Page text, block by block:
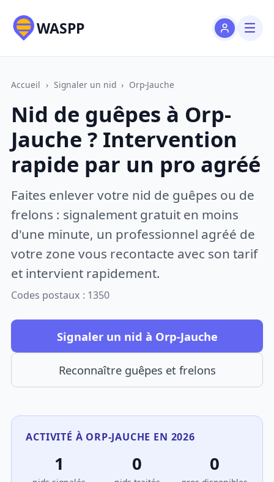
WASPP
Accueil › Signaler un nid › Orp-Jauche
Nid de guêpes à Orp-
Jauche ? Intervention
rapide par un pro agréé
Faites enlever votre nid de guêpes ou de
frelons : signalement gratuit en moins
d'une minute, un professionnel agréé de
votre zone vous recontacte avec son tarif
et intervient rapidement.
Codes postaux : 1350
Signaler un nid à Orp-Jauche
Reconnaître guêpes et frelons
ACTIVITÉ À ORP-JAUCHE EN 2026
1 0 0